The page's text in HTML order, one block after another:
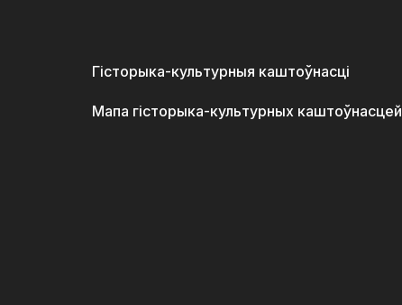
Гісторыка-культурныя каштоўнасці
Мапа гісторыка-культурных каштоўнасцей